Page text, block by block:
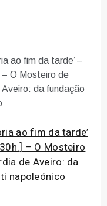
ao fim da tarde’
– O Mosteiro
de Aveiro: da
napoleónico